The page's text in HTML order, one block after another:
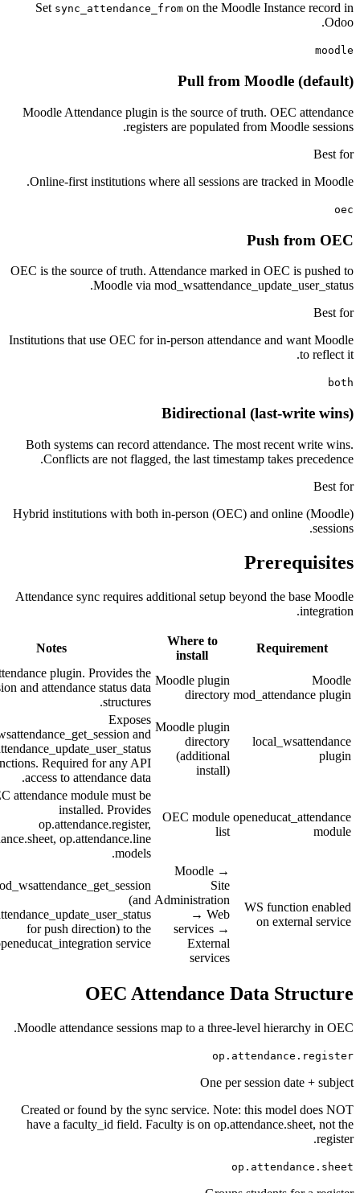
Setsync_attendance_fromon the Moodle Instance
Pull from Moodle
Moodle Attendance plugin is the source of truth. OEC
registers are populated from Moodle
Online-first institutions where all sessions are tracked
Push
OEC is the source of truth. Attendance marked in OEC is
Moodle via
Institutions that use OEC for in-person attendance and
Bidirectional (last-
Both systems can record attendance. The most recent
Conflicts are not flagged, the last timestamp takes
Hybrid institutions with both in-person (OEC) and online
Attendance sync requires additional setup beyond the
Where to
install
Moodle plugin
directory
Core attendance plugin. Provides the
session and attendance status data
structures.
Moodle plugin
directory
(additional
Exposes
mod_wsattendance_get_session and
mod_wsattendance_update_user_status
WS functions. Required for any API
access to attendance data.
OEC module
The OEC attendance module must be
installed. Provides
op.attendance.register,
op.attendance.sheet, op.attendance.line
WS
on
Moodle →
Administration
→ Web
services →
Add mod_wsattendance_get_session
(and
mod_wsattendance_update_user_status
for push direction) to the
openeducat_integration service.
OEC Attendance Data
Moodle attendance sessions map to a three-level
One per session date
Created or found by the sync service. Note: this model
have a faculty_id field. Faculty is on